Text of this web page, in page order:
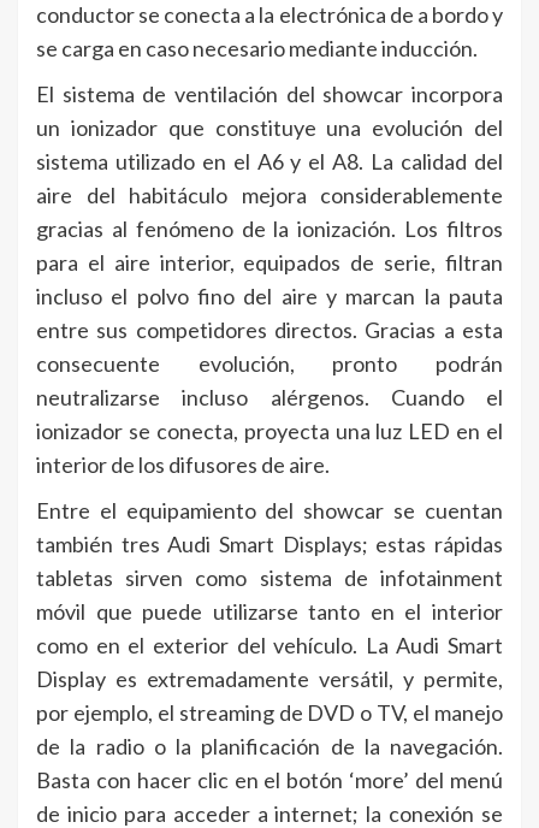
conductor se conecta a la electrónica de a bordo y
se carga en caso necesario mediante inducción.
El sistema de ventilación del showcar incorpora
un ionizador que constituye una evolución del
sistema utilizado en el A6 y el A8. La calidad del
aire del habitáculo mejora considerablemente
gracias al fenómeno de la ionización. Los filtros
para el aire interior, equipados de serie, filtran
incluso el polvo fino del aire y marcan la pauta
entre sus competidores directos. Gracias a esta
consecuente evolución, pronto podrán
neutralizarse incluso alérgenos. Cuando el
ionizador se conecta, proyecta una luz LED en el
interior de los difusores de aire.
Entre el equipamiento del showcar se cuentan
también tres Audi Smart Displays; estas rápidas
tabletas sirven como sistema de infotainment
móvil que puede utilizarse tanto en el interior
como en el exterior del vehículo. La Audi Smart
Display es extremadamente versátil, y permite,
por ejemplo, el streaming de DVD o TV, el manejo
de la radio o la planificación de la navegación.
Basta con hacer clic en el botón ‘more’ del menú
de inicio para acceder a internet; la conexión se